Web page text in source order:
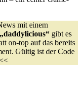
mit einem
gibt es
on-top auf das bereits
Gültig ist der Code